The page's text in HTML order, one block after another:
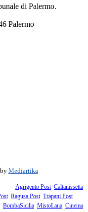
di Palermo.
Palermo
Mediartika
Agrigento Post, Caltanissetta
, Ragusa Post, Trapani Post,
, BombaSicilia MistoLana Cinema